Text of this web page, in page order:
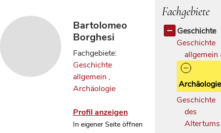
Bartolomeo
Borghesi
Fachgebiete:
Geschichte
allgemein ,
Archäologie
Profil anzeigen
In eigener Seite öffnen
Fachgebiete
Geschichte
Geschichte
allgemein
Archäologie
Geschichte
des